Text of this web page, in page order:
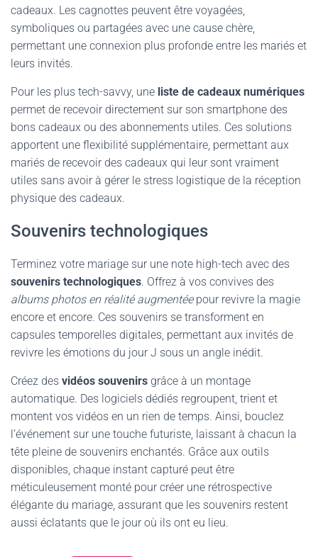
cadeaux. Les cagnottes peuvent être voyagées,
symboliques ou partagées avec une cause chère,
permettant une connexion plus profonde entre les mariés et
leurs invités.
Pour les plus tech-savvy, une liste de cadeaux numériques
permet de recevoir directement sur son smartphone des
bons cadeaux ou des abonnements utiles. Ces solutions
apportent une flexibilité supplémentaire, permettant aux
mariés de recevoir des cadeaux qui leur sont vraiment
utiles sans avoir à gérer le stress logistique de la réception
physique des cadeaux.
Souvenirs technologiques
Terminez votre mariage sur une note high-tech avec des
souvenirs technologiques. Offrez à vos convives des
albums photos en réalité augmentéepour revivre la magie
encore et encore. Ces souvenirs se transforment en
capsules temporelles digitales, permettant aux invités de
revivre les émotions du jour J sous un angle inédit.
Créez des vidéos souvenirs grâce à un montage
automatique. Des logiciels dédiés regroupent, trient et
montent vos vidéos en un rien de temps. Ainsi, bouclez
l’événement sur une touche futuriste, laissant à chacun la
tête pleine de souvenirs enchantés. Grâce aux outils
disponibles, chaque instant capturé peut être
méticuleusement monté pour créer une rétrospective
élégante du mariage, assurant que les souvenirs restent
aussi éclatants que le jour où ils ont eu lieu.